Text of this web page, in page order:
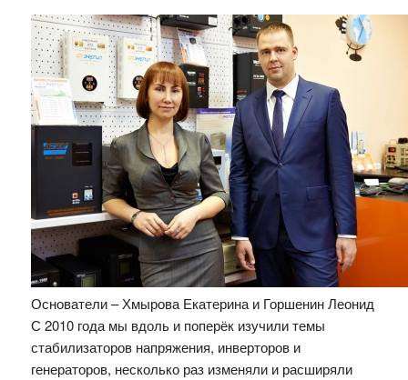
Основатели –Хмырова Екатерина и Горшенин Леонид
С 2010 года мы вдоль и поперёк изучили темы
стабилизаторов напряжения, инверторов и
генераторов, несколько раз изменяли и расширяли